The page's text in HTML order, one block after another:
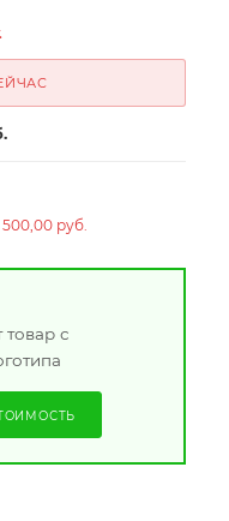
руб.
товар с